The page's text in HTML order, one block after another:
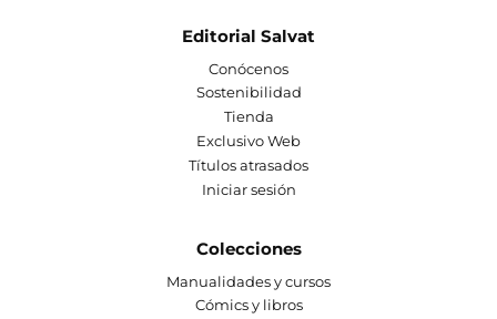
Editorial Salvat
Conócenos
Sostenibilidad
Tienda
Exclusivo Web
Títulos atrasados
Iniciar sesión
Colecciones
Manualidades y cursos
Cómics y libros